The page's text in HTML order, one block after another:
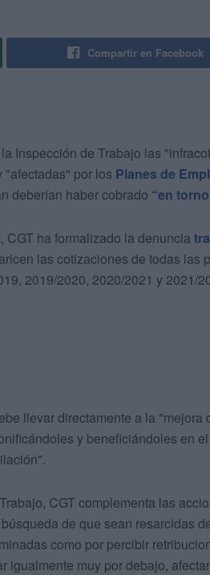
Compartir en Facebook
Inspección de Trabajo las
por los Planes de
deberían haber cobrado “en
CGT ha formalizado la denuncia
las cotizaciones de todas las
2019/2020, 2020/2021 y 2021/
llevar directamente a la "mejora
y beneficiándoles en
CGT complementa las
de que sean resarcidas
como por percibir
igualmente muy por debajo,